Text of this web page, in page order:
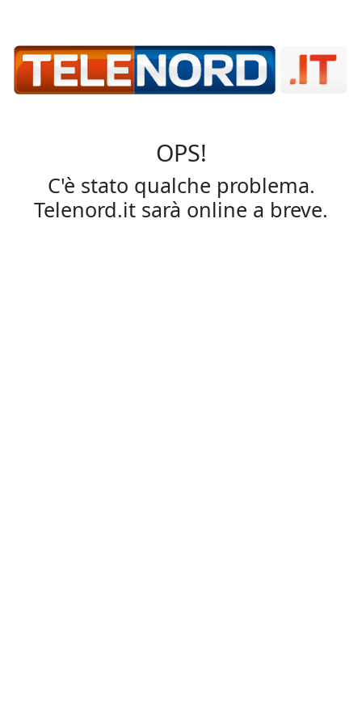
OPS!
C'è stato qualche problema.
Telenord.it sarà online a breve.